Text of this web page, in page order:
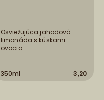
Osviežujúca jahodová
limonáda s kúskami
ovocia.
350ml 3,20